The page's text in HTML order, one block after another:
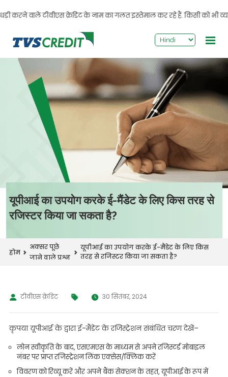
करने वाले टीवीएस क्रेडिट के नाम का गलत इस्तेमाल कर रहे हैं. किसी को भी
यूपीआई का उपयोग करके ई-मैंडेट के लिए किस तरह से
रजिस्टर किया जा सकता है?
होम
अक्सर पूछे
जाने वाले प्रश्न
यूपीआई का उपयोग करके ई-मैंडेट के लिए किस
तरह से रजिस्टर किया जा सकता है?
टीवीएस क्रेडिट 30 सितंबर, 2024
कृपया यूपीआई के द्वारा ई-मैंडेट के रजिस्ट्रेशन संबंधित चरण देखें–
लोन स्वीकृति के बाद, एसएमएस के माध्यम से अपने रजिस्टर्ड मोबाइल
नंबर पर प्राप्त रजिस्ट्रेशन लिंक एक्सेस/क्लिक करें
विवरण को रिव्यू करें और अपने बैंक सेक्शन के तहत, यूपीआई के रूप में